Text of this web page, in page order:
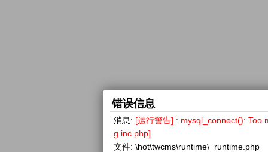
错误信息
消息: [运行警告] : mysql_connect(): Too
g.inc.php]
文件: \hot\twcms\runtime\_runtime.php